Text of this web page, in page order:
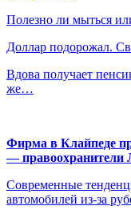
Полезно ли мыться
Доллар подорожал.
Вдова получает
же…
Фирма в Клайпеде
— правоохранители
Современные
автомобилей из-за